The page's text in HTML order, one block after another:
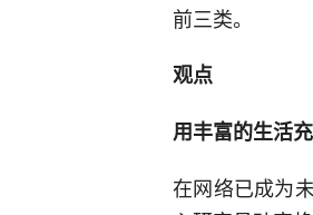
前三类。
观点
用丰富的生活
在网络已成为